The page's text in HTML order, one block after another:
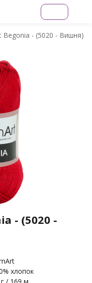
Begonia - (5020 - Вишня)
- (5020 -
хлопок